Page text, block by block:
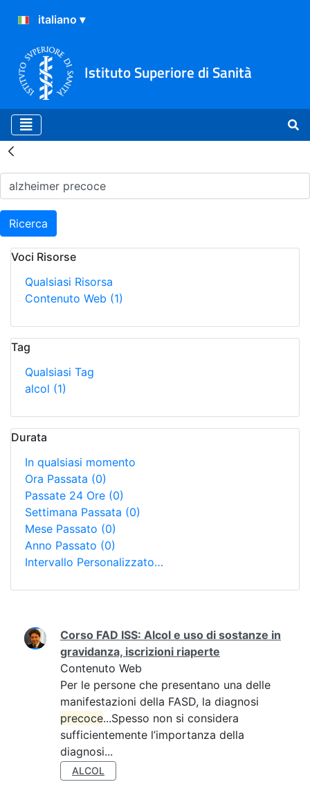
Istituto Superiore di Sanità
Risultati della Ricerca -
Ricerca
Voci Risorse
Qualsiasi Risorsa
Contenuto Web (1)
Tag
Qualsiasi Tag
alcol (1)
Durata
In qualsiasi momento
Ora Passata (0)
Passate 24 Ore (0)
Settimana Passata (0)
Mese Passato (0)
Anno Passato (0)
Intervallo Personalizzato…
Ricerca
Corso FAD ISS: Alcol e uso di sostanze in
gravidanza, iscrizioni riaperte
Contenuto Web
Per le persone che presentano una delle
manifestazioni della FASD, la diagnosi
precoce...Spesso non si considera
sufficientemente l’importanza della
diagnosi...
ALCOL